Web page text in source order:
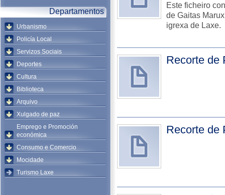
Departamentos
Urbanismo
Policía Local
Servizos Sociais
Deportes
Cultura
Biblioteca
Arquivo
Xulgado de paz
Emprego e Promoción
económica
Consumo e Comercio
Mocidade
Turismo Laxe
Este ficheiro
de Gaitas
igrexa de Laxe.
Recorte de
Recorte de